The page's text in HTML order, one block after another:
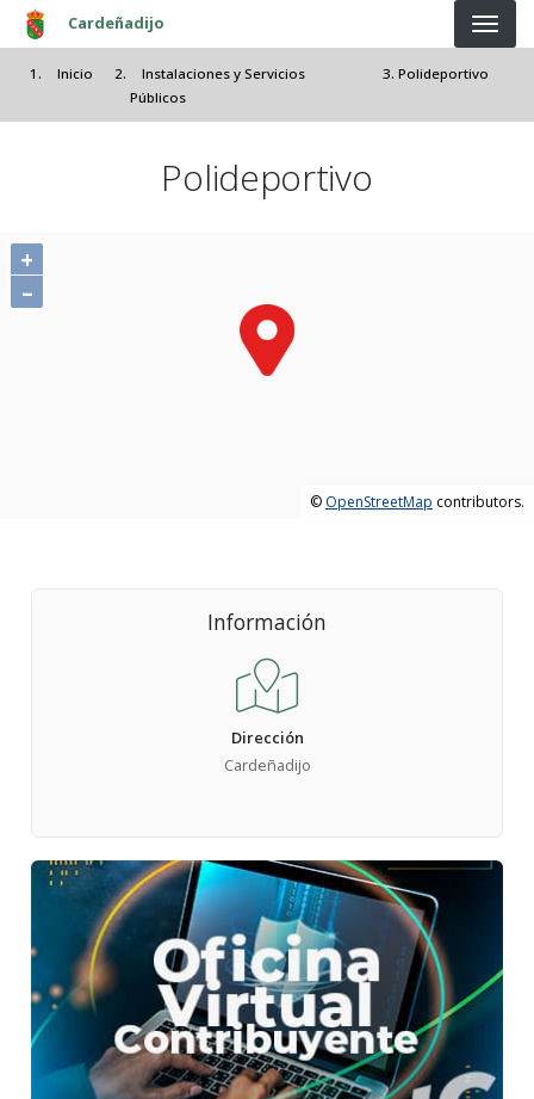
Pasar al contenido principal
Cardeñadijo
Inicio
Instalaciones y Servicios
Públicos
Polideportivo
Polideportivo
+
–
© OpenStreetMap contributors.
Información
Dirección
Cardeñadijo